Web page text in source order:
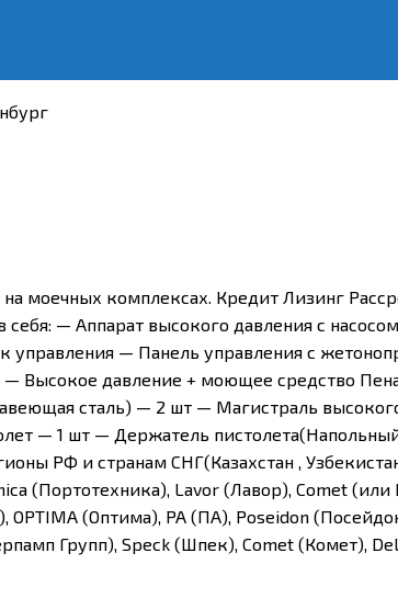
моечных комплексах. Кредит Лизинг
— Аппарат высокого давления с
— Панель управления с
Высокое давление + моющее средство
сталь) — 2 шт — Магистраль
— 1 шт — Держатель
РФ и странам СНГ(Казахстан ,
(Портотехника), Lavor (Лавор), Comet
(Оптима), PA (ПА), Poseidon
Групп), Speck (Шпек), Comet (Комет),